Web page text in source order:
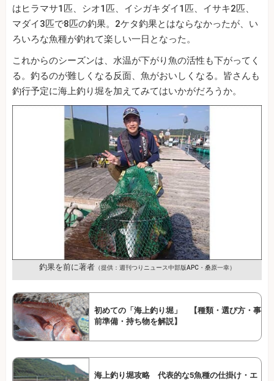
はヒラマサ1匹、シオ1匹、イシガキダイ1匹、イサキ2匹、
マダイ3匹で8匹の釣果。2ケタ釣果とはならなかったが、い
ろいろな魚種が釣れて楽しい一日となった。
これからのシーズンは、水温が下がり魚の活性も下がってく
る。釣るのが難しくなる反面、魚がおいしくなる。皆さんも
釣行予定に海上釣り堀を加えてみてはいかがだろうか。
釣果を前に著者（提供：週刊つりニュース中部版APC・桑原一幸）
初めての「海上釣り堀」 【種類・選び方・事
前準備・持ち物を解説】
海上釣り堀攻略 代表的な5魚種の仕掛け・エ